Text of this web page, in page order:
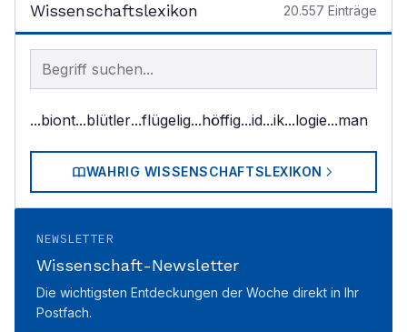
Wissenschaftslexikon 20.557 Einträge
Begriff im Lexikon suchen
...biont...blütler...flügelig...höffig...id...ik...logie...man
WAHRIG WISSENSCHAFTSLEXIKON
NEWSLETTER
Wissenschaft-Newsletter
Die wichtigsten Entdeckungen der Woche direkt in Ihr
Postfach.